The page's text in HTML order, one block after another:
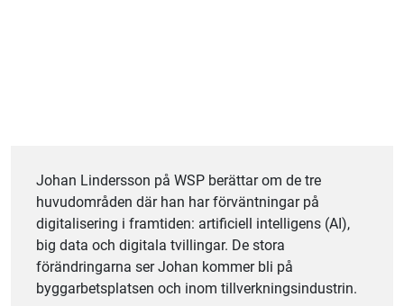
Johan Lindersson på WSP berättar om de tre
huvudområden där han har förväntningar på
digitalisering i framtiden: artificiell intelligens (AI),
big data och digitala tvillingar. De stora
förändringarna ser Johan kommer bli på
byggarbetsplatsen och inom tillverkningsindustrin.